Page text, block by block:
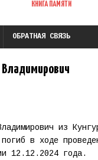
КНИГА ПАМЯТИ
ОБРАТНАЯ СВЯЗЬ
Владимирович
из
в ходе
12.12.2024 года.